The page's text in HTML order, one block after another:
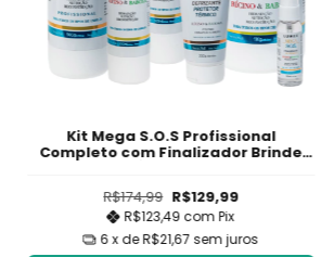
Kit Mega S.O.S Profissional
Completo com Finalizador Brinde
R$174,99 R$129,99
R$123,49 com Pix
6 x deR$21,67 sem juros